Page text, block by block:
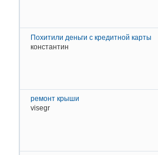
Похитили деньги с кредитной карты
константин
ремонт крыши
visegr